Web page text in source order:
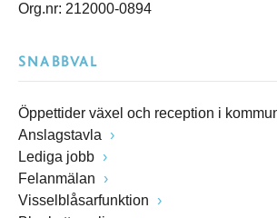
Org.nr: 212000-0894
SNABBVAL
Öppettider växel och reception i
Anslagstavla
Lediga jobb
Felanmälan
Visselblåsarfunktion